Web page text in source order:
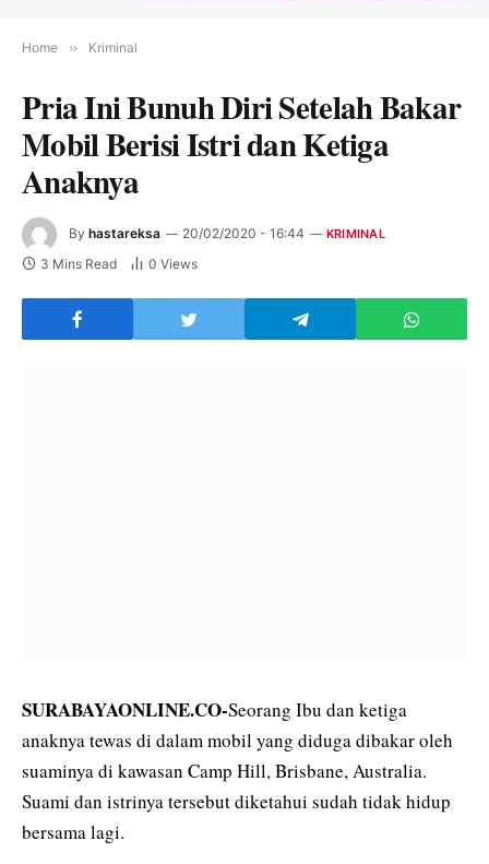
Home » Kriminal
Pria Ini Bunuh Diri Setelah Bakar
Mobil Berisi Istri dan Ketiga
Anaknya
By hastareksa 20/02/2020 - 16:44 KRIMINAL
3 Mins Read 0 Views
SURABAYAONLINE.CO-Seorang Ibu dan ketiga
anaknya tewas di dalam mobil yang diduga dibakar oleh
suaminya di kawasan Camp Hill, Brisbane, Australia.
Suami dan istrinya tersebut diketahui sudah tidak hidup
bersama lagi.